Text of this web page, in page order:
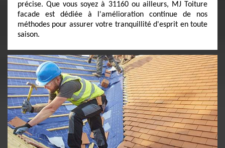
précise. Que vous soyez à 31160 ou ailleurs, MJ Toiture
facade est dédiée à l'amélioration continue de nos
méthodes pour assurer votre tranquillité d'esprit en toute
saison.